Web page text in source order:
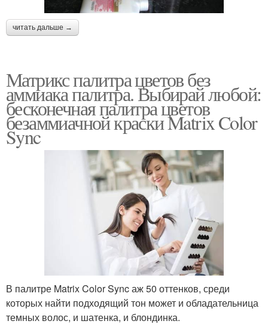
читать дальше →
Матрикс палитра цветов без
аммиака палитра. Выбирай любой:
бесконечная палитра цветов
безаммиачной краски Matrix Color
Sync
В палитре Matrix Color Sync аж 50 оттенков, среди
которых найти подходящий тон может и обладательница
темных волос, и шатенка, и блондинка.